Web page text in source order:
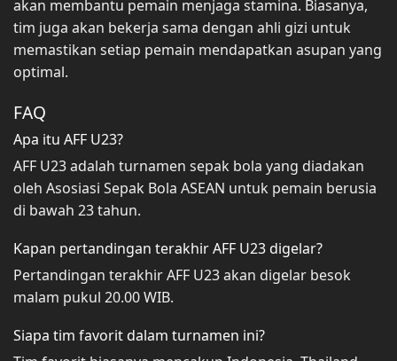
akan membantu pemain menjaga stamina. Biasanya,
tim juga akan bekerja sama dengan ahli gizi untuk
memastikan setiap pemain mendapatkan asupan yang
optimal.
FAQ
Apa itu AFF U23?
AFF U23 adalah turnamen sepak bola yang diadakan
oleh Asosiasi Sepak Bola ASEAN untuk pemain berusia
di bawah 23 tahun.
Kapan pertandingan terakhir AFF U23 digelar?
Pertandingan terakhir AFF U23 akan digelar besok
malam pukul 20.00 WIB.
Siapa tim favorit dalam turnamen ini?